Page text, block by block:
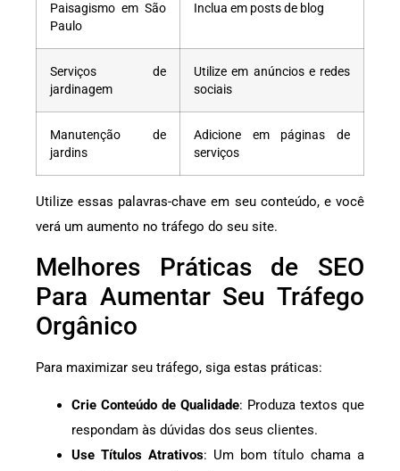
Paisagismo em São
Paulo
Inclua em posts de blog
Serviços de
jardinagem
Utilize em anúncios e redes
sociais
Manutenção de
jardins
Adicione em páginas de
serviços
Utilize essas palavras-chave em seu conteúdo, e você
verá um aumento no tráfego do seu site.
Melhores Práticas de SEO
Para Aumentar Seu Tráfego
Orgânico
Para maximizar seu tráfego, siga estas práticas:
Crie Conteúdo de Qualidade: Produza textos que
respondam às dúvidas dos seus clientes.
Use Títulos Atrativos: Um bom título chama a